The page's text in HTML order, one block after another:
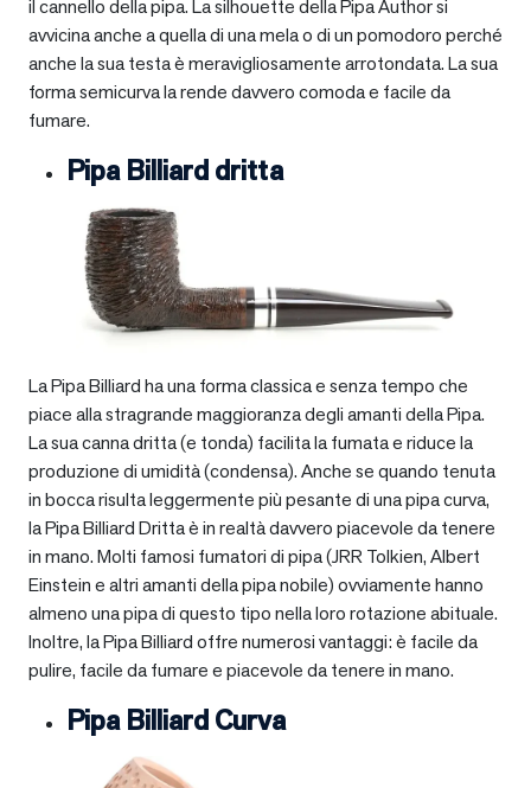
il cannello della pipa. La silhouette della Pipa Author si
avvicina anche a quella di una mela o di un pomodoro perché
anche la sua testa è meravigliosamente arrotondata. La sua
forma semicurva la rende davvero comoda e facile da
fumare.
Pipa Billiard dritta
La Pipa Billiard ha una forma classica e senza tempo che
piace alla stragrande maggioranza degli amanti della Pipa.
La sua canna dritta (e tonda) facilita la fumata e riduce la
produzione di umidità (condensa). Anche se quando tenuta
in bocca risulta leggermente più pesante di una pipa curva,
la Pipa Billiard Dritta è in realtà davvero piacevole da tenere
in mano. Molti famosi fumatori di pipa (JRR Tolkien, Albert
Einstein e altri amanti della pipa nobile) ovviamente hanno
almeno una pipa di questo tipo nella loro rotazione abituale.
Inoltre, la Pipa Billiard offre numerosi vantaggi: è facile da
pulire, facile da fumare e piacevole da tenere in mano.
Pipa Billiard Curva